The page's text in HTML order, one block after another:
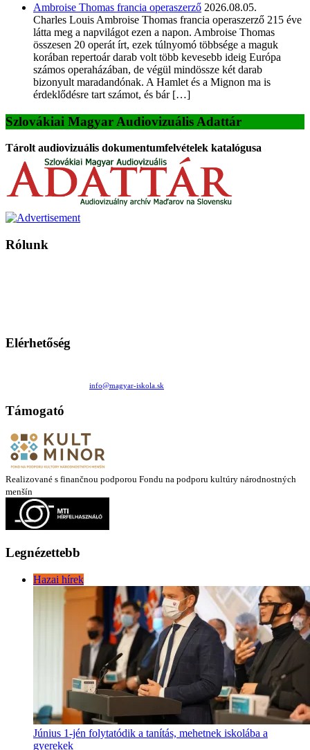
Ambroise Thomas francia operaszerző 2026.08.05.
Charles Louis Ambroise Thomas francia operaszerző 215 éve
látta meg a napvilágot ezen a napon. Ambroise Thomas
összesen 20 operát írt, ezek túlnyomó többsége a maguk
korában repertoár darab volt több kevesebb ideig Európa
számos operaházában, de végül mindössze két darab
bizonyult maradandónak. A Hamlet és a Mignon ma is
érdeklődésre tart számot, és bár […]
Szlovákiai Magyar Audiovizuális Adattár
Tárolt audiovizuális dokumentumfelvételek katalógusa
Rólunk
Elérhetőség
info@magyar-iskola.sk
Támogató
Realizované s finančnou podporou Fondu na podporu kultúry národnostných
menšín
Legnézettebb
Hazai hírek
Június 1-jén folytatódik a tanítás, mehetnek iskolába a
gyerekek